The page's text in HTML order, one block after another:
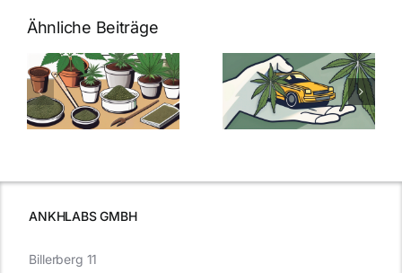
Ähnliche Beiträge
Neue THC-
Grenzwert-
Regelung:
Was Sie über
Cannabis und
müssen
Cannabis
Samen
kaufen: Alles
was Sie
ANKHLABS GMBH
Billerberg 11